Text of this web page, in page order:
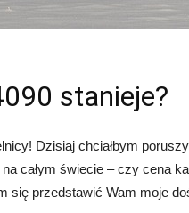
stanieje?
Dzisiaj chciałbym
całym świecie – czy cena
się przedstawić Wam moje